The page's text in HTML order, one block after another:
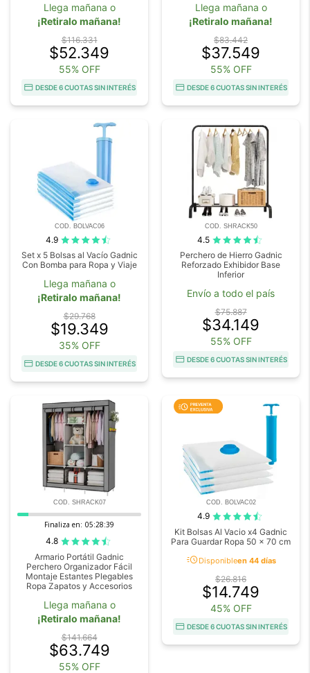
Llega mañana o
¡Retiralo mañana!
$116.331
$52.349
55% OFF
DESDE 6 CUOTAS SIN INTERÉS
Llega mañana o
¡Retiralo mañana!
$83.442
$37.549
55% OFF
DESDE 6 CUOTAS SIN INTERÉS
COD. BOLVAC06
4.9
Set x 5 Bolsas al Vacío Gadnic
Con Bomba para Ropa y Viaje
Llega mañana o
¡Retiralo mañana!
$29.768
$19.349
35% OFF
DESDE 6 CUOTAS SIN INTERÉS
COD. SHRACK50
4.5
Perchero de Hierro Gadnic
Reforzado Exhibidor Base
Inferior
Envío a todo el país
$75.887
$34.149
55% OFF
DESDE 6 CUOTAS SIN INTERÉS
COD. SHRACK07
Finaliza en: 05:28:38
4.8
Armario Portátil Gadnic
Perchero Organizador Fácil
Montaje Estantes Plegables
Ropa Zapatos y Accesorios
Llega mañana o
¡Retiralo mañana!
$141.664
$63.749
55% OFF
COD. BOLVAC02
4.9
Kit Bolsas Al Vacio x4 Gadnic
Para Guardar Ropa 50 x 70 cm
acuteDisponibleen 44 días
$26.816
$14.749
45% OFF
DESDE 6 CUOTAS SIN INTERÉS